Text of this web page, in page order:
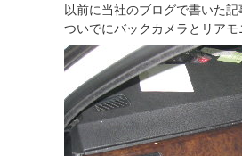
以前に当社のブログで書いた
ついでにバックカメラとリア